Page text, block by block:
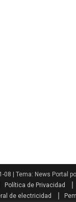
08 Tema: News Portal
Política de Privacidad
de electricidad